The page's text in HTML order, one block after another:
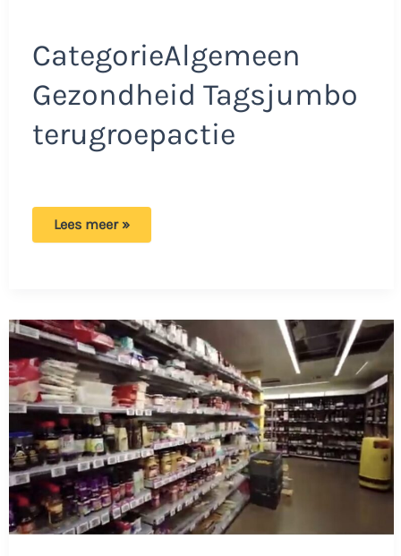
CategorieAlgemeen
Gezondheid Tagsjumbo
terugroepactie
Jumbo
mogelijk
hard
plastic!
Lees meer »